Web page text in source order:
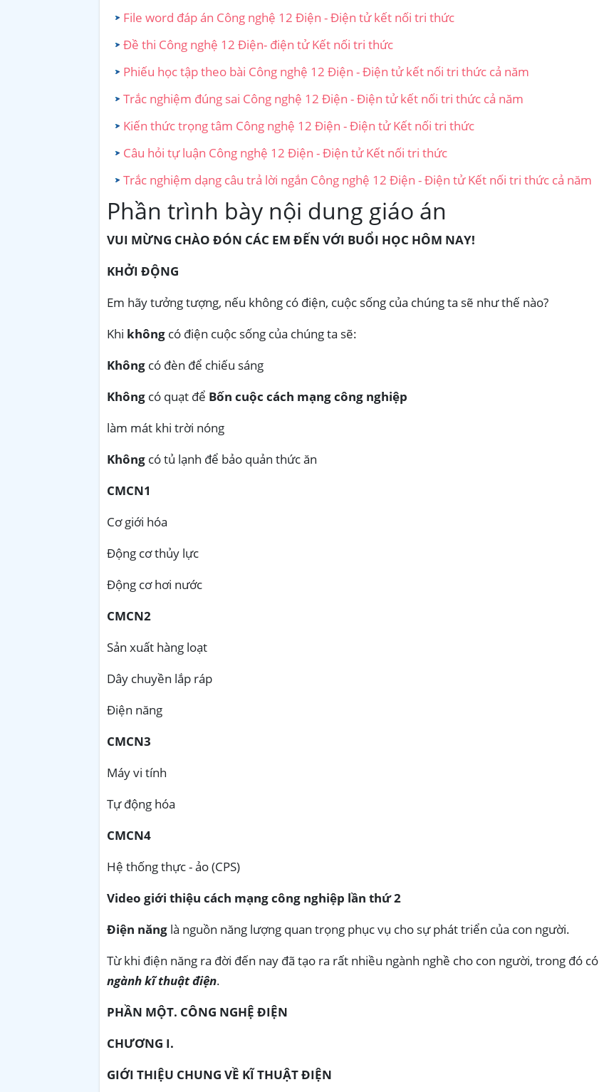
File word đáp án Công nghệ 12 Điện - Điện tử kết nối tri thức
Đề thi Công nghệ 12 Điện- điện tử Kết nối tri thức
Phiếu học tập theo bài Công nghệ 12 Điện - Điện tử kết nối tri thức cả năm
Trắc nghiệm đúng sai Công nghệ 12 Điện - Điện tử kết nối tri thức cả năm
Kiến thức trọng tâm Công nghệ 12 Điện - Điện tử Kết nối tri thức
Câu hỏi tự luận Công nghệ 12 Điện - Điện tử Kết nối tri thức
Trắc nghiệm dạng câu trả lời ngắn Công nghệ 12 Điện - Điện tử Kết nối tri thức cả năm
Phần trình bày nội dung giáo án
VUI MỪNG CHÀO ĐÓN CÁC EM ĐẾN VỚI BUỔI HỌC HÔM NAY!
KHỞI ĐỘNG
Em hãy tưởng tượng, nếu không có điện, cuộc sống của chúng ta sẽ như thế nào?
Khi khôngcó điện cuộc sống của chúng ta sẽ:
Khôngcó đèn để chiếu sáng
Khôngcó quạt để Bốn cuộc cách mạng công nghiệp
làm mát khi trời nóng
Khôngcó tủ lạnh để bảo quản thức ăn
CMCN1
Cơ giới hóa
Động cơ thủy lực
Động cơ hơi nước
CMCN2
Sản xuất hàng loạt
Dây chuyền lắp ráp
Điện năng
CMCN3
Máy vi tính
Tự động hóa
CMCN4
Hệ thống thực - ảo (CPS)
Video giới thiệu cách mạng công nghiệp lần thứ 2
Điện năng là nguồn năng lượng quan trọng phục vụ cho sự phát triển của con người.
Từ khi điện năng ra đời đến nay đã tạo ra rất nhiều ngành nghề cho con người, trong đó có
ngành kĩ thuật điện.
PHẦN MỘT. CÔNG NGHỆ ĐIỆN
CHƯƠNG I.
GIỚI THIỆU CHUNG VỀ KĨ THUẬT ĐIỆN